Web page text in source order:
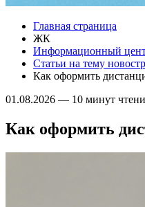
Главная страница
ЖК
Информационный
Статьи на тему
Как оформить
01.08.2026 — 10 минут
Как оформить